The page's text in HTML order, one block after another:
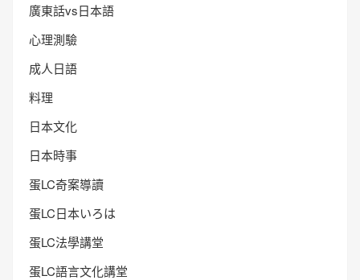
廣東話vs日本語
心理測驗
成人日語
料理
日本文化
日本時事
蛋LC奇案導讀
蛋LC日本いろは
蛋LC法學講堂
蛋LC語言文化講堂